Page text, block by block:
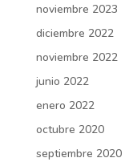
noviembre 2023
diciembre 2022
noviembre 2022
junio 2022
enero 2022
octubre 2020
septiembre 2020